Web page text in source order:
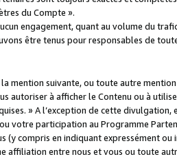
du Compte ».
engagement, quant au volume du
être tenus pour responsables de
mention suivante, ou toute autre
autoriser à afficher le Contenu ou à
» A l’exception de cette
votre participation au Programme
(y compris en indiquant expressément
affiliation entre nous et vous ou toute